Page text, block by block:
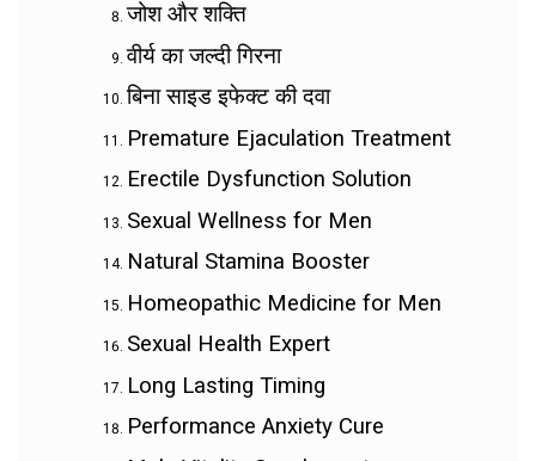
जोश और शक्ति
वीर्य का जल्दी गिरना
बिना साइड इफेक्ट की दवा
Premature Ejaculation Treatment
Erectile Dysfunction Solution
Sexual Wellness for Men
Natural Stamina Booster
Homeopathic Medicine for Men
Sexual Health Expert
Long Lasting Timing
Performance Anxiety Cure